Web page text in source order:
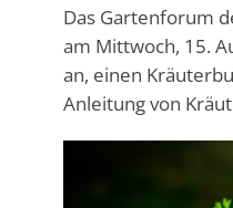
Das Gartenforum
am Mittwoch, 15.
an, einen
Anleitung von